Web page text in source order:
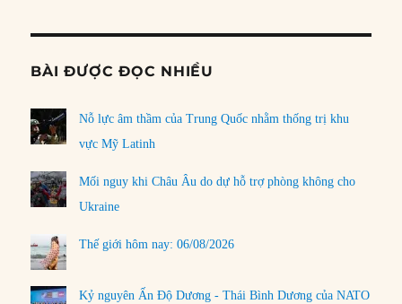
BÀI ĐƯỢC ĐỌC NHIỀU
Nỗ lực âm thầm của Trung Quốc nhằm thống trị khu
vực Mỹ Latinh
Mối nguy khi Châu Âu do dự hỗ trợ phòng không cho
Ukraine
Thế giới hôm nay: 06/08/2026
Kỷ nguyên Ấn Độ Dương - Thái Bình Dương của NATO